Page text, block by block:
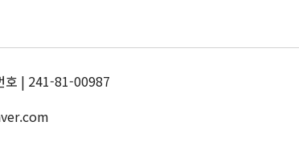
| 241-81-00987